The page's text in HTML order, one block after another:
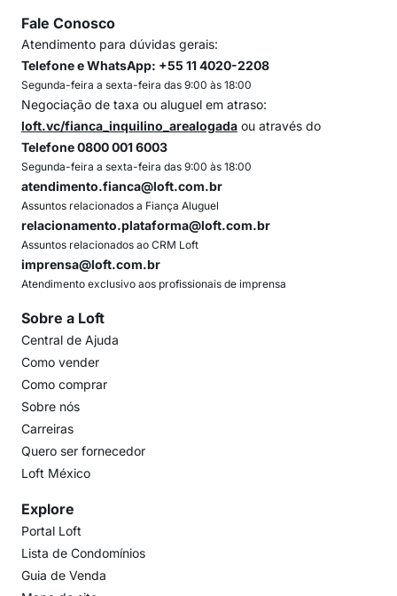
Fale Conosco
Atendimento para dúvidas gerais:
Telefone e WhatsApp: +55 11 4020-2208
Segunda-feira a sexta-feira das 9:00 às 18:00
Negociação de taxa ou aluguel em atraso:
loft.vc/fianca_inquilino_arealogada ou através do
Telefone 0800 001 6003
Segunda-feira a sexta-feira das 9:00 às 18:00
atendimento.fianca@loft.com.br
Assuntos relacionados a Fiança Aluguel
relacionamento.plataforma@loft.com.br
Assuntos relacionados ao CRM Loft
imprensa@loft.com.br
Atendimento exclusivo aos profissionais de imprensa
Sobre a Loft
Central de Ajuda
Como vender
Como comprar
Sobre nós
Carreiras
Quero ser fornecedor
Loft México
Explore
Portal Loft
Lista de Condomínios
Guia de Venda